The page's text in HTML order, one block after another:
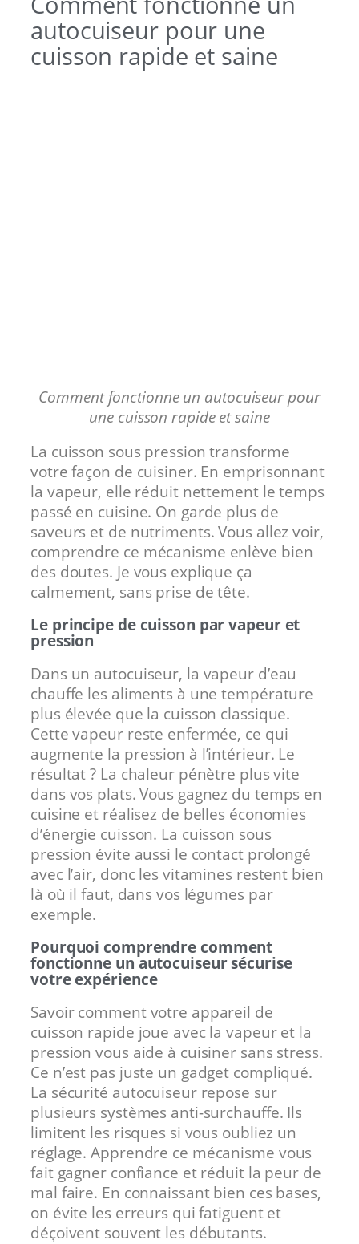
autocuiseur pour une
cuisson rapide et saine
Comment fonctionne un autocuiseur pour
une cuisson rapide et saine
La cuisson sous pression transforme
votre façon de cuisiner. En emprisonnant
la vapeur, elle réduit nettement le temps
passé en cuisine. On garde plus de
saveurs et de nutriments. Vous allez voir,
comprendre ce mécanisme enlève bien
des doutes. Je vous explique ça
calmement, sans prise de tête.
Le principe de cuisson par vapeur et
pression
Dans un autocuiseur, la vapeur d’eau
chauffe les aliments à une température
plus élevée que la cuisson classique.
Cette vapeur reste enfermée, ce qui
augmente la pression à l’intérieur. Le
résultat ? La chaleur pénètre plus vite
dans vos plats. Vous gagnez du temps en
cuisine et réalisez de belles économies
d’énergie cuisson. La cuisson sous
pression évite aussi le contact prolongé
avec l’air, donc les vitamines restent bien
là où il faut, dans vos légumes par
exemple.
Pourquoi comprendre comment
fonctionne un autocuiseur sécurise
votre expérience
Savoir comment votre appareil de
cuisson rapide joue avec la vapeur et la
pression vous aide à cuisiner sans stress.
Ce n’est pas juste un gadget compliqué.
La sécurité autocuiseur repose sur
plusieurs systèmes anti-surchauffe. Ils
limitent les risques si vous oubliez un
réglage. Apprendre ce mécanisme vous
fait gagner confiance et réduit la peur de
mal faire. En connaissant bien ces bases,
on évite les erreurs qui fatiguent et
déçoivent souvent les débutants.